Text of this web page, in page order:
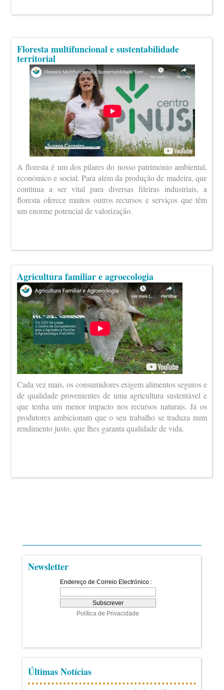
Floresta multifuncional e sustentabilidade
territorial
A floresta é um dos pilares do nosso património ambiental,
económico e social. Para além da produção de madeira, que
continua a ser vital para diversas fileiras industriais, a
floresta oferece muitos outros recursos e serviços que têm
um enorme potencial de valorização.
Agricultura familiar e agroecologia
Cada vez mais, os consumidores exigem alimentos seguros e
de qualidade provenientes de uma agricultura sustentável e
que tenha um menor impacto nos recursos naturais. Já os
produtores ambicionam que o seu trabalho se traduza num
rendimento justo, que lhes garanta qualidade de vida.
Newsletter
Últimas Notícias